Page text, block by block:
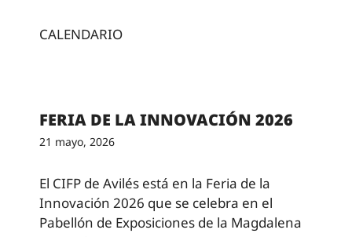
CALENDARIO
FERIA DE LA INNOVACIÓN 2026
21 mayo, 2026
El CIFP de Avilés está en la Feria de la
Innovación 2026 que se celebra en el
Pabellón de Exposiciones de la Magdalena